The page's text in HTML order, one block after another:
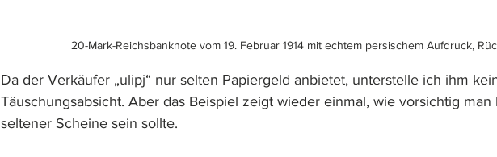
20-Mark-Reichsbanknote vom 19. Februar 1914 mit echtem persischem Aufdruck,
Da der Verkäufer „ulipj“ nur selten Papiergeld anbietet, unterstelle ich ihm
Täuschungsabsicht. Aber das Beispiel zeigt wieder einmal, wie vorsichtig man
seltener Scheine sein sollte.